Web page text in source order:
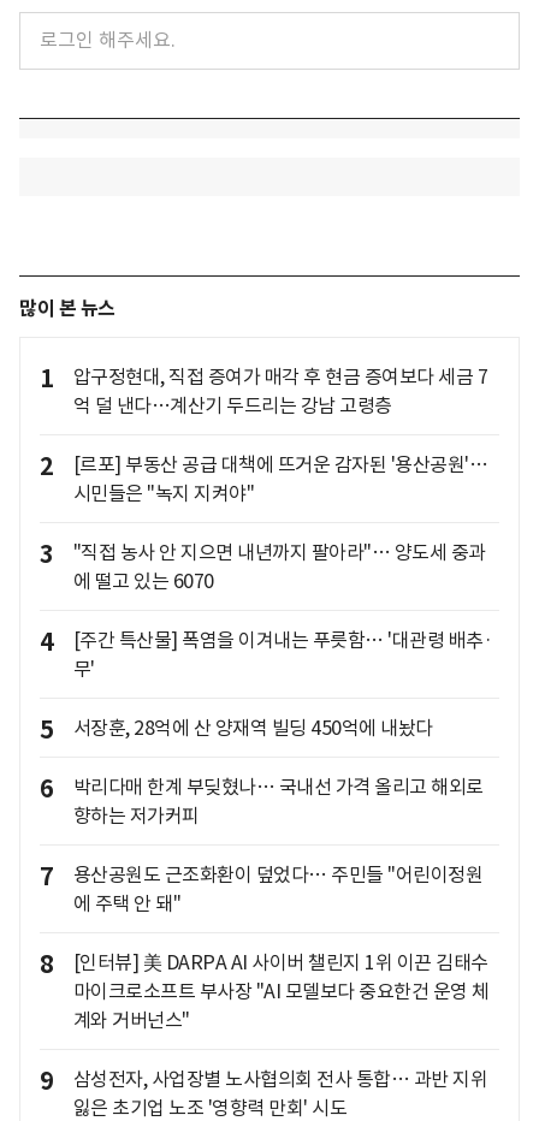
많이 본 뉴스
1
압구정현대, 직접 증여가 매각 후 현금 증여보다 세금 7
억 덜 낸다…계산기 두드리는 강남 고령층
2
[르포] 부동산 공급 대책에 뜨거운 감자된 '용산공원'…
시민들은 "녹지 지켜야"
3
"직접 농사 안 지으면 내년까지 팔아라"… 양도세 중과
에 떨고 있는 6070
4
[주간 특산물] 폭염을 이겨내는 푸릇함… '대관령 배추·
무'
5 서장훈, 28억에 산 양재역 빌딩 450억에 내놨다
6
박리다매 한계 부딪혔나… 국내선 가격 올리고 해외로
향하는 저가커피
7
용산공원도 근조화환이 덮었다… 주민들 "어린이정원
에 주택 안 돼"
8
[인터뷰] 美 DARPA AI 사이버 챌린지 1위 이끈 김태수
마이크로소프트 부사장 "AI 모델보다 중요한건 운영 체
계와 거버넌스"
9
삼성전자, 사업장별 노사협의회 전사 통합… 과반 지위
잃은 초기업 노조 '영향력 만회' 시도